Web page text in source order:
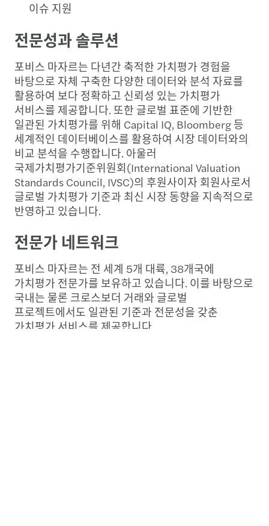
이슈 지원
전문성과 솔루션
포비스 마자르는 다년간 축적한 가치평가 경험을
바탕으로 자체 구축한 다양한 데이터와 분석 자료를
활용하여 보다 정확하고 신뢰성 있는 가치평가
서비스를 제공합니다. 또한 글로벌 표준에 기반한
일관된 가치평가를 위해 Capital IQ, Bloomberg 등
세계적인 데이터베이스를 활용하여 시장 데이터와의
비교 분석을 수행합니다. 아울러
국제가치평가기준위원회(International Valuation
Standards Council, IVSC)의 후원사이자 회원사로서
글로벌 가치평가 기준과 최신 시장 동향을 지속적으로
반영하고 있습니다.
전문가 네트워크
포비스 마자르는 전 세계 5개 대륙, 38개국에
가치평가 전문가를 보유하고 있습니다. 이를 바탕으로
국내는 물론 크로스보더 거래와 글로벌
프로젝트에서도 일관된 기준과 전문성을 갖춘
가치평가 서비스를 제공합니다.